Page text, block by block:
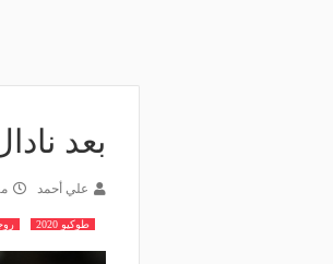
بعد
علي أحمد منذ
طوكيو 2020